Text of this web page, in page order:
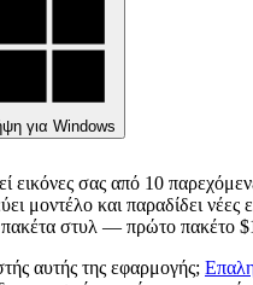
για Windows
εικόνες σας από 10
μοντέλο και παραδίδει νέες
στυλ — πρώτο πακέτο
αυτής της εφαρμογής;